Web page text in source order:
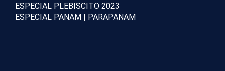
ESPECIAL PLEBISCITO 2023
ESPECIAL PANAM | PARAPANAM